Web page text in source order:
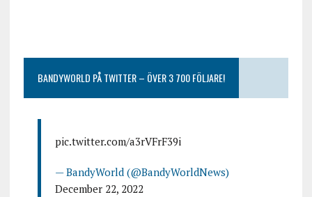
BANDYWORLD PÅ TWITTER – ÖVER 3 700 FÖLJARE!
pic.twitter.com/a3rVFrF39i
— BandyWorld (@BandyWorldNews)
December 22, 2022